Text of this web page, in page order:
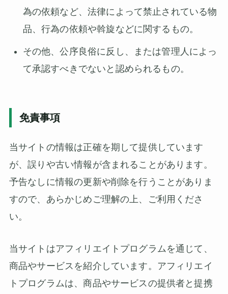
為の依頼など、法律によって禁止されている物
品、行為の依頼や斡旋などに関するもの。
その他、公序良俗に反し、または管理人によっ
て承認すべきでないと認められるもの。
免責事項
当サイトの情報は正確を期して提供しています
が、誤りや古い情報が含まれることがあります。
予告なしに情報の更新や削除を行うことがありま
すので、あらかじめご理解の上、ご利用くださ
い。
当サイトはアフィリエイトプログラムを通じて、
商品やサービスを紹介しています。アフィリエイ
トプログラムは、商品やサービスの提供者と提携